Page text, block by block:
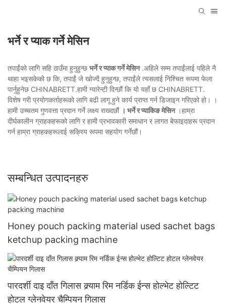
भर्ने र प्याक गर्ने मेसिन
तपाईंको लागि सहि ठाउँमा हुनुहुन्छ भर्ने र प्याक गर्ने मेसिन.अहिले सम्म तपाईंलाई पहिले नै
थाहा भइसकेको छ कि, तपाईं जे खोज्दै हुनुहुन्छ, तपाईंले त्यसलाई निश्चित रूपमा फेला
पार्नुहुनेछ CHINABRETT.हामी ग्यारेन्टी दिन्छौं कि यो यहाँ छ CHINABRETT.
विशेष गरी प्रयोगकर्ताहरूको लागि बढी लागू हुने कार्य प्राप्त गर्न डिजाइन गरिएको हो। ।
हामी उच्चतम गुणवत्ता प्रदान गर्ने लक्ष्य राख्दछौं । भर्ने र प्याकिङ मेसिन।हाम्रा
दीर्घकालीन ग्राहकहरूको लागि र हामी प्रभावकारी समाधान र लागत बेफाइदाहरू प्रदान
गर्न हाम्रा ग्राहकहरूलाई सक्रिय रूपमा सहयोग गर्नेछौं।
सम्बन्धित उत्पादनहरु
Honey pouch packing material used sachet bags
ketchup packing machine
पारदर्शी दाइ दाँत गिलास क्र्याम रिम नर्डिक ईन्स होल्भेट होल्टिट
होटल ग्लेनवेयर चैम्पियन गिलास